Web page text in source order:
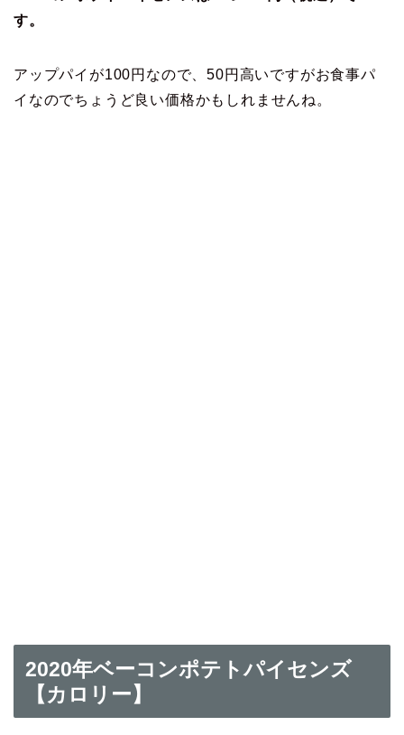
す。
アップパイが100円なので、50円高いですがお食事パ
イなのでちょうど良い価格かもしれませんね。
2020年ベーコンポテトパイセンズ
【カロリー】